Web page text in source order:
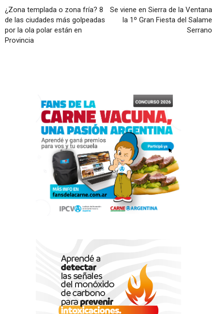
¿Zona templada o zona fría? 8
de las ciudades más golpeadas
por la ola polar están en
Provincia
Se viene en Sierra de la Ventana
la 1º Gran Fiesta del Salame
Serrano